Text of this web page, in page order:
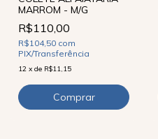
MARROM - M/G
R$110,00
R$104,50 com
PIX/Transferência
12 x de R$11,15